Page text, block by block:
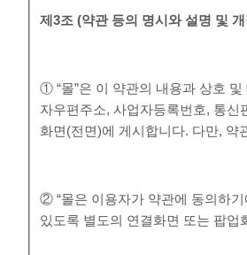
제3조(약관 등의 명시와 설명 및
① “몰”은 이 약관의 내용과 상호
자우편주소, 사업자등록번호, 통
화면(전면)에 게시합니다. 다만, 약
② “몰은 이용자가 약관에 동의하
있도록 별도의 연결화면 또는 팝